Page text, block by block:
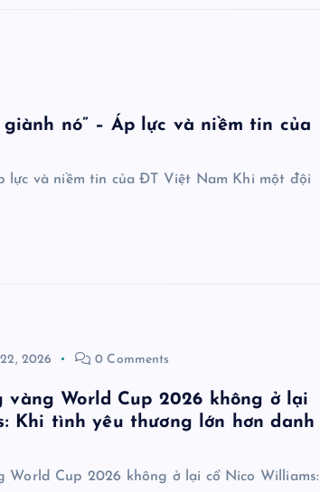
nó” – Áp lực và niềm tin của
lực và niềm tin của ĐT Việt Nam Khi một đội
2026 0 Comments
vàng World Cup 2026 không ở lại
Khi tình yêu thương lớn hơn danh
World Cup 2026 không ở lại cổ Nico Williams: